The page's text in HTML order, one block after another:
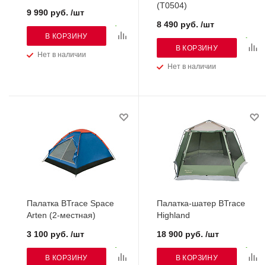
Нет в наличии
9 990 руб. /шт
В КОРЗИНУ
(T0504)
Нет в наличии
8 490 руб. /шт
В КОРЗИНУ
Палатка BTrace Space
Arten (2-местная)
3 100 руб. /шт
В КОРЗИНУ
Палатка-шатер BTrace
Highland
18 900 руб. /шт
В КОРЗИНУ